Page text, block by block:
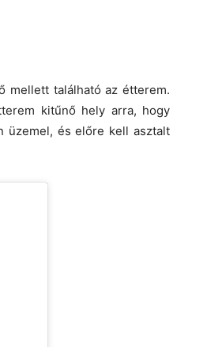
mellett található az étterem.
kitűnő hely arra, hogy
üzemel, és előre kell asztalt